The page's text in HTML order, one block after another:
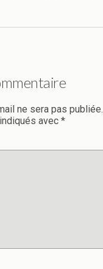
ne sera pas publiée.
avec *